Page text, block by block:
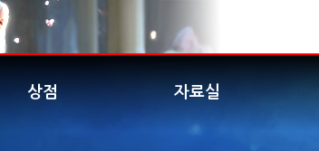
상점 자료실